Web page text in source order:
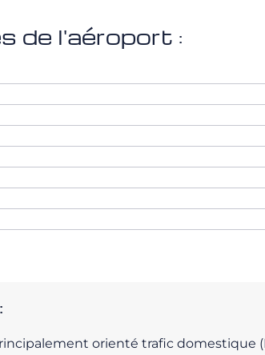
de l'aéroport :
orienté trafic domestique